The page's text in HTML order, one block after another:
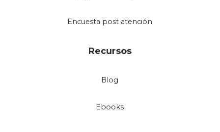
Encuesta post atención
Recursos
Blog
Ebooks